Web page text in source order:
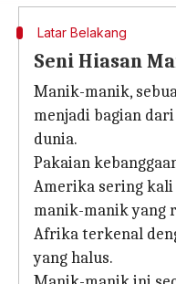
Latar Belakang
Seni Hiasan
Manik-manik,
menjadi bagian
dunia.
Pakaian
Amerika sering
manik-manik yang
Afrika terkenal
yang halus.